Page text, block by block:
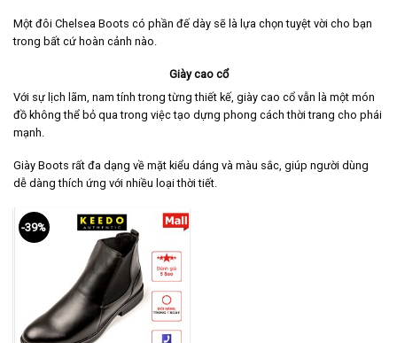
Một đôi Chelsea Boots có phần đế dày sẽ là lựa chọn tuyệt vời cho bạn
trong bất cứ hoàn cảnh nào.
Giày cao cổ
Với sự lịch lãm, nam tính trong từng thiết kế, giày cao cổ vẫn là một món
đồ không thể bỏ qua trong việc tạo dựng phong cách thời trang cho phái
mạnh.
Giày Boots rất đa dạng về mặt kiểu dáng và màu sắc, giúp người dùng
dễ dàng thích ứng với nhiều loại thời tiết.
-39%